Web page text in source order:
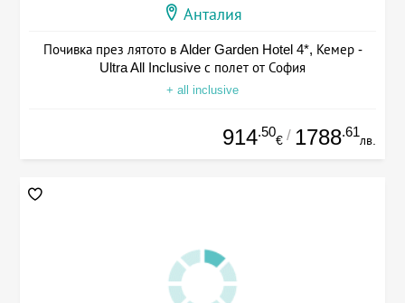
Анталия
Почивка през лятото в Alder Garden Hotel 4*, Кемер -
Ultra All Inclusive с полет от София
+ all inclusive
914.50
€ / 1788.61
лв.